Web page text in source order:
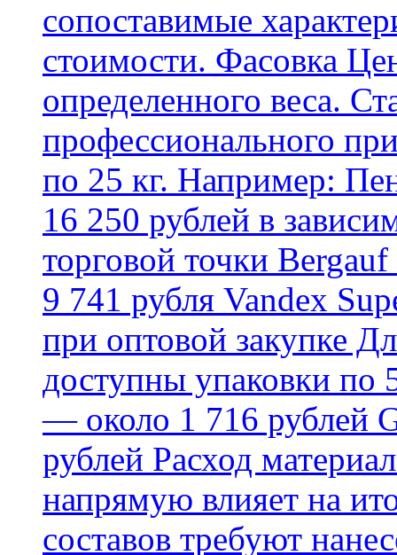
сопоставимые
стоимости. Фасовка
определенного веса.
профессионального
по 25 кг. Например:
16 250 рублей в
торговой точки
9 741 рубля Vandex
при оптовой закупке
доступны упаковки по
— около 1 716 рублей
рублей Расход
напрямую влияет на
составов требуют